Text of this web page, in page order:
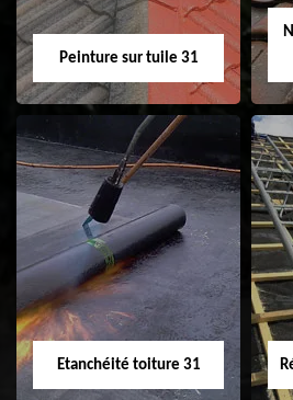
Peinture sur tuile 31
Peinture sur tuile
31
Etanchéité toiture 31